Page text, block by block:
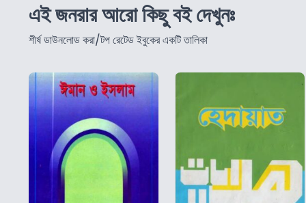
এই জনরার আরো কিছু বই দেখুনঃ
শীর্ষ ডাউনলোড করা/টপ রেটেড ইবুকের একটি তালিকা